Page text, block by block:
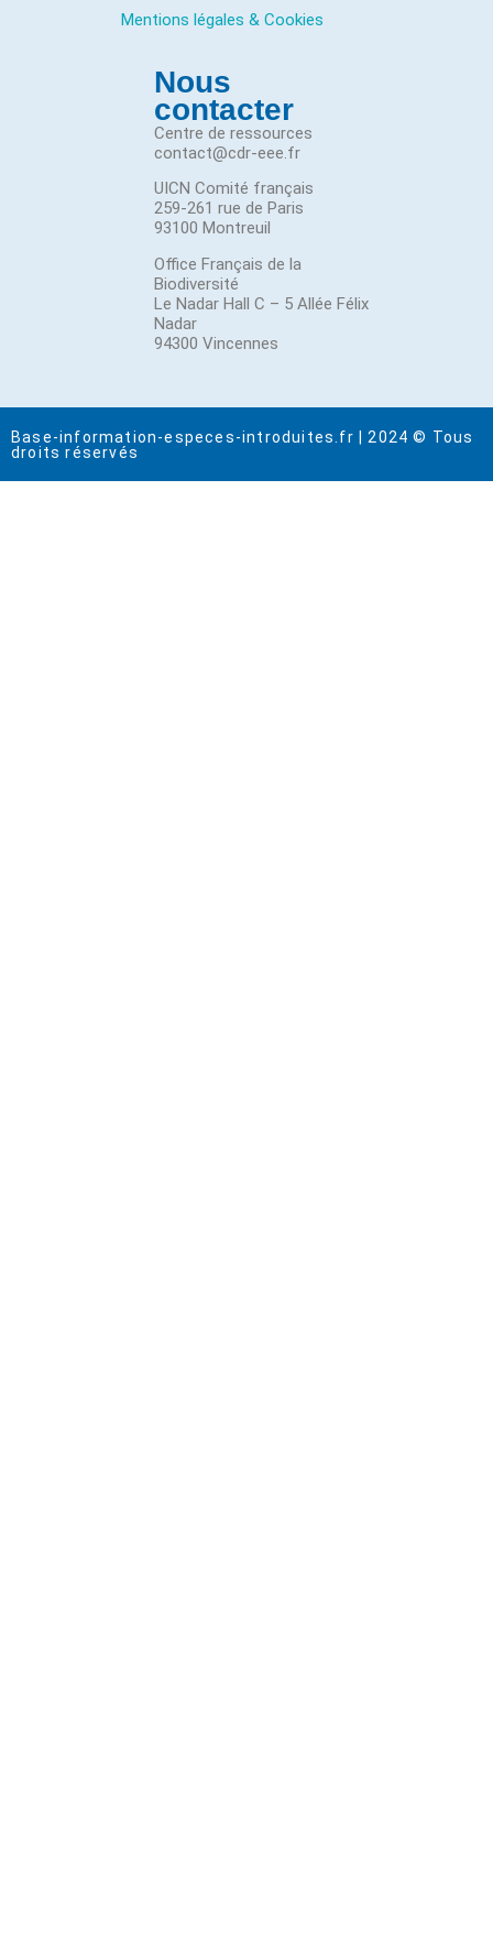
Mentions légales & Cookies
Nous
contacter
Centre de ressources
contact@cdr-eee.fr
UICN Comité français
259-261 rue de Paris
93100 Montreuil
Office Français de la
Biodiversité
Le Nadar Hall C – 5 Allée Félix
Nadar
94300 Vincennes
Base-information-especes-introduites.fr | 2024 © Tous
droits réservés